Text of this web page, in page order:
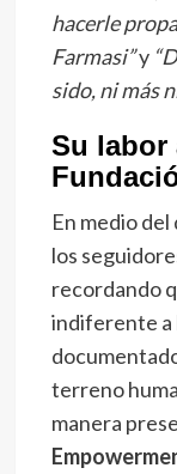
hacerle
Farmasi”y
sido, ni más
Su labor
En medio
los
recordando
indiferente a
terreno
manera